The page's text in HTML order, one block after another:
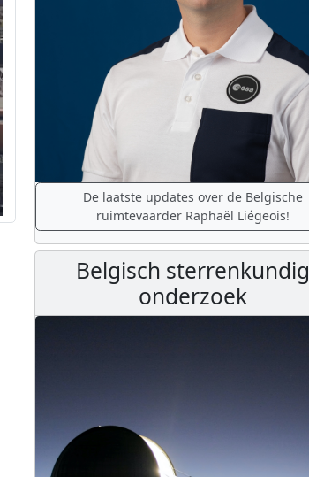
De laatste updates over de Belgische
ruimtevaarder Raphaël Liégeois!
Belgisch sterrenkundig
onderzoek